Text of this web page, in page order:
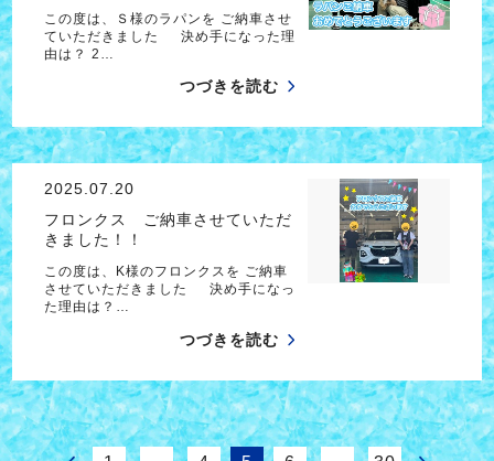
この度は、Ｓ様のラパンを ご納車させ
ていただきました 決め手になった理
由は？ 2…
つづきを読む
2025.07.20
フロンクス ご納車させていただ
きました！！
この度は、K様のフロンクスを ご納車
させていただきました 決め手になっ
た理由は？…
つづきを読む